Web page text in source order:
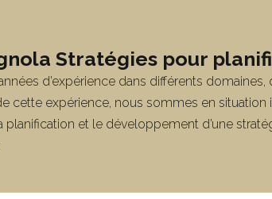
Stratégies pour
d’expérience dans différents
cette expérience, nous sommes en
planification et le développement d’une